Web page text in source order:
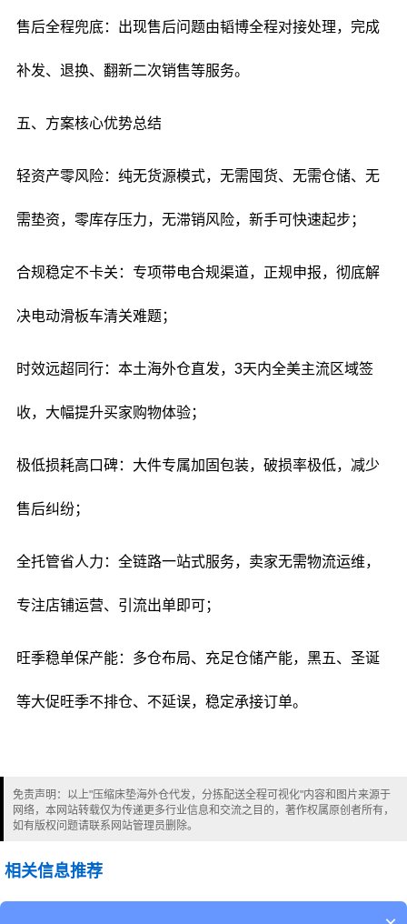
售后全程兜底：出现售后问题由韬博全程对接处理，完成
补发、退换、翻新二次销售等服务。
五、方案核心优势总结
轻资产零风险：纯无货源模式，无需囤货、无需仓储、无
需垫资，零库存压力，无滞销风险，新手可快速起步；
合规稳定不卡关：专项带电合规渠道，正规申报，彻底解
决电动滑板车清关难题；
时效远超同行：本土海外仓直发，3天内全美主流区域签
收，大幅提升买家购物体验；
极低损耗高口碑：大件专属加固包装，破损率极低，减少
售后纠纷；
全托管省人力：全链路一站式服务，卖家无需物流运维，
专注店铺运营、引流出单即可；
旺季稳单保产能：多仓布局、充足仓储产能，黑五、圣诞
等大促旺季不排仓、不延误，稳定承接订单。
免责声明：以上"压缩床垫海外仓代发，分拣配送全程可视化"内容和图片来源于
网络，本网站转载仅为传递更多行业信息和交流之目的，著作权属原创者所有，
如有版权问题请联系网站管理员删除。
相关信息推荐